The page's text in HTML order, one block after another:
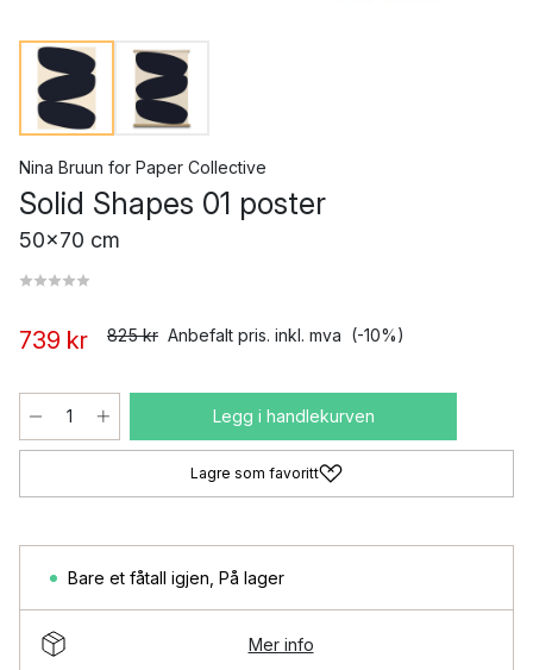
Nina Bruun for Paper Collective
Solid Shapes 01 poster
50x70 cm
739 kr 825 kr Anbefalt pris. inkl. mva (-10%)
Legg i handlekurven
Lagre som favoritt
Bare et fåtall igjen På lager
Mer info